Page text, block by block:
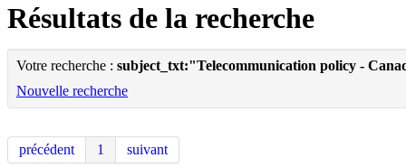
Résultats de la recherche
Votre recherche : subject_txt:"Telecommunication policy -
Nouvelle recherche
précédent 1 suivant